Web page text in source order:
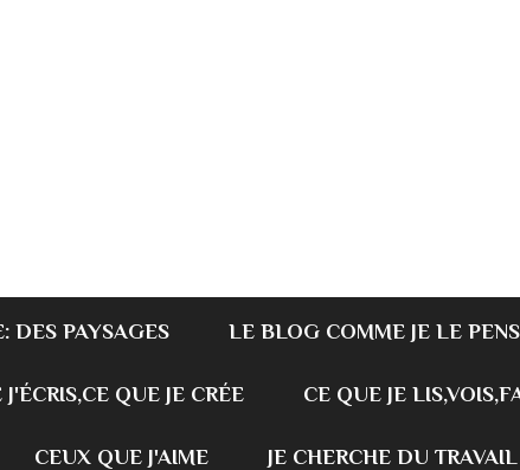
DES PAYSAGES LE BLOG COMME JE LE
QUE JE CRÉE CE QUE JE
CEUX QUE J'AIME JE CHERCHE DU TRAVAIL